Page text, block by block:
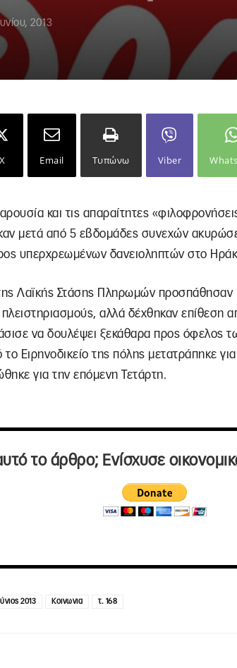
2013
X Email Τυπώνω Viber
και τις απαραίτητες
μετά από 5 εβδομάδες συνεχών
υπερχρεωμένων δανειοληπτών στο
Λαϊκής Στάσης Πληρωμών προσπάθησαν
αλλά δέχθηκαν επίθεση
να δουλέψει ξεκάθαρα προς όφελος
Ειρηνοδικείο της πόλης μετατράπηκε
για την επόμενη Τετάρτη.
το άρθρο; Ενίσχυσε
2013 Κοινωνια τ. 168